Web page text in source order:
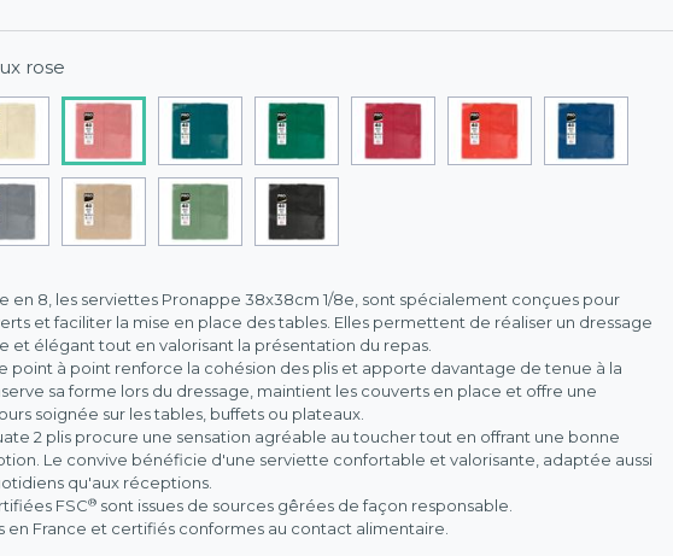
rose
en 8, les serviettes Pronappe 38x38cm 1/8e, sont spécialement conçues pour
et faciliter la mise en place des tables. Elles permettent de réaliser un dressage
et élégant tout en valorisant la présentation du repas.
point à point renforce la cohésion des plis et apporte davantage de tenue à la
sa forme lors du dressage, maintient les couverts en place et offre une
soignée sur les tables, buffets ou plateaux.
2 plis procure une sensation agréable au toucher tout en offrant une bonne
Le convive bénéficie d'une serviette confortable et valorisante, adaptée aussi
qu'aux réceptions.
FSC® sont issues de sources gêrées de façon responsable.
en France et certifiés conformes au contact alimentaire.